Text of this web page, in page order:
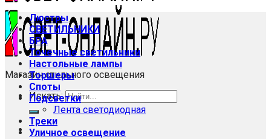
Магазин стильного освещения
Искать:
Люстры
СВЕТИЛЬНИКИ
БРА
Точечные светильники
Настольные лампы
Торшеры
Споты
Подсветки
Лента светодиодная
Треки
Уличное освещение